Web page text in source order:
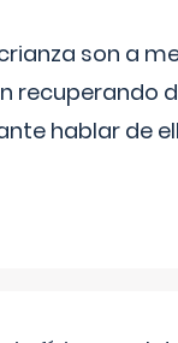
son a
recuperando
hablar de